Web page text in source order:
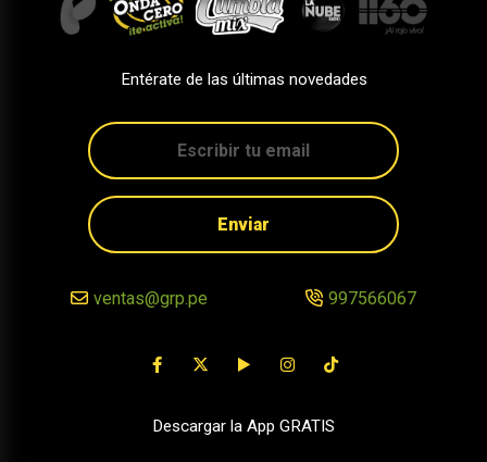
Entérate de las últimas novedades
Enviar
ventas@grp.pe 997566067
Descargar la App GRATIS